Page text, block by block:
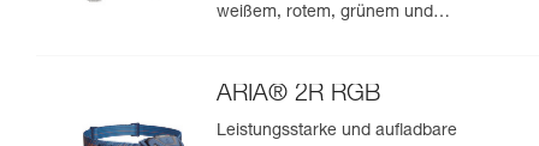
weißem, rotem, grünem und
ARIA® 2R RGB
Leistungsstarke und aufladbare